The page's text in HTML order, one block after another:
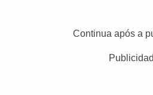
Continua após a